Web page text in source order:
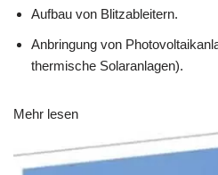
Aufbau von Blitzableitern.
Anbringung von
thermische Solaranlagen).
Mehr lesen